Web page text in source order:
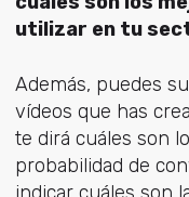
utilizar en tu
Además, puedes
vídeos que has
te dirá cuáles son
probabilidad de